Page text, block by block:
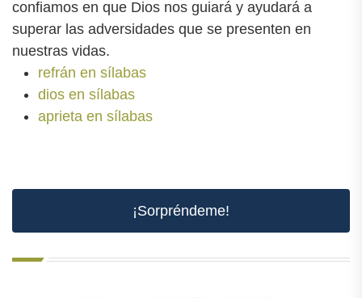
confiamos en que Dios nos guiará y ayudará a
superar las adversidades que se presenten en
nuestras vidas.
refrán en sílabas
dios en sílabas
aprieta en sílabas
¡Sorpréndeme!